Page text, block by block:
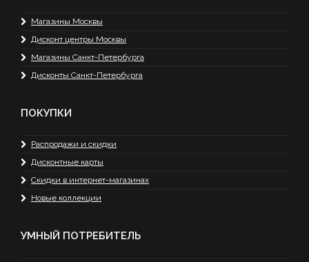
Магазины Москвы
Дисконт центры Москвы
Магазины Санкт-Петербурга
Дисконты Санкт-Петербурга
ПОКУПКИ
Распродажи и скидки
Дисконтные карты
Скидки в интернет-магазинах
Новые коллекции
УМНЫЙ ПОТРЕБИТЕЛЬ